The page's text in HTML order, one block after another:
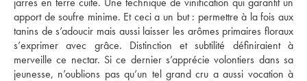
apport de soufre minime. Et ceci a un but : permettre à la fois aux
tanins de s’adoucir mais aussi laisser les arômes primaires floraux
s’exprimer avec grâce. Distinction et subtilité définiraient à
merveille ce nectar. Si ce dernier s’apprécie volontiers dans sa
jeunesse, n’oublions pas qu’un tel grand cru a aussi vocation à